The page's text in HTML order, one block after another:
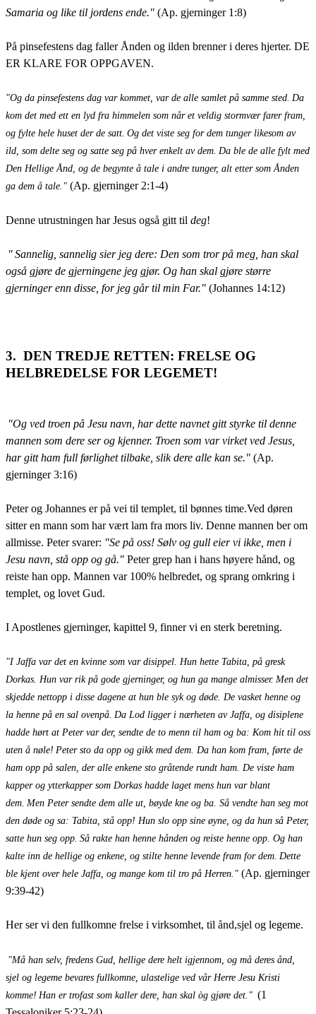
Samaria og like til jordens ende." (Ap. gjerninger 1:8)
På pinsefestens dag faller Ånden og ilden brenner i deres hjerter. DE
ER KLARE FOR OPPGAVEN.
"Og da pinsefestens dag var kommet, var de alle samlet på samme sted. Da
kom det med ett en lyd fra himmelen som når et veldig stormvær farer fram,
og fylte hele huset der de satt. Og det viste seg for dem tunger likesom av
ild, som delte seg og satte seg på hver enkelt av dem. Da ble de alle fylt med
Den Hellige Ånd, og de begynte å tale i andre tunger, alt etter som Ånden
ga dem å tale." (Ap. gjerninger 2:1-4)
Denne utrustningen har Jesus også gitt til deg!
"Sannelig, sannelig sier jeg dere: Den som tror på meg, han skal
også gjøre de gjerningene jeg gjør. Og han skal gjøre større
gjerninger enn disse, for jeg går til min Far." (Johannes 14:12)
3. DEN TREDJE RETTEN: FRELSE OG
HELBREDELSE FOR LEGEMET!
"Og ved troen på Jesu navn, har dette navnet gitt styrke til denne
mannen som dere ser og kjenner. Troen som var virket ved Jesus,
har gitt ham full førlighet tilbake, slik dere alle kan se." (Ap.
gjerninger 3:16)
Peter og Johannes er på vei til templet, til bønnes time.Ved døren
sitter en mann som har vært lam fra mors liv. Denne mannen ber om
allmisse. Peter svarer: "Se på oss! Sølv og gull eier vi ikke, men i
Jesu navn, stå opp og gå." Peter grep han i hans høyere hånd, og
reiste han opp. Mannen var 100% helbredet, og sprang omkring i
templet, og lovet Gud.
I Apostlenes gjerninger, kapittel 9, finner vi en sterk beretning.
"I Jaffa var det en kvinne som var disippel. Hun hette Tabita, på gresk
Dorkas. Hun var rik på gode gjerninger, og hun ga mange almisser. Men det
skjedde nettopp i disse dagene at hun ble syk og døde. De vasket henne og
la henne på en sal ovenpå. Da Lod ligger i nærheten av Jaffa, og disiplene
hadde hørt at Peter var der, sendte de to menn til ham og ba: Kom hit til oss
uten å nøle! Peter sto da opp og gikk med dem. Da han kom fram, førte de
ham opp på salen, der alle enkene sto gråtende rundt ham. De viste ham
kapper og ytterkapper som Dorkas hadde laget mens hun var blant
dem. Men Peter sendte dem alle ut, bøyde kne og ba. Så vendte han seg mot
den døde og sa: Tabita, stå opp! Hun slo opp sine øyne, og da hun så Peter,
satte hun seg opp. Så rakte han henne hånden og reiste henne opp. Og han
kalte inn de hellige og enkene, og stilte henne levende fram for dem. Dette
ble kjent over hele Jaffa, og mange kom til tro på Herren." (Ap. gjerninger
9:39-42)
Her ser vi den fullkomne frelse i virksomhet, til ånd,sjel og legeme.
"Må han selv, fredens Gud, hellige dere helt igjennom, og må deres ånd,
sjel og legeme bevares fullkomne, ulastelige ved vår Herre Jesu Kristi
komme! Han er trofast som kaller dere, han skal òg gjøre det." (1